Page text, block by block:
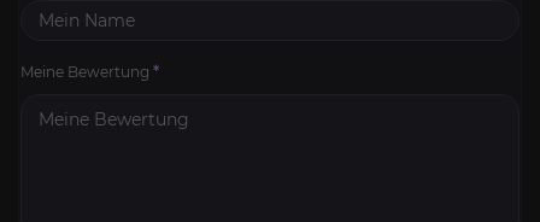
Meine Bewertung *